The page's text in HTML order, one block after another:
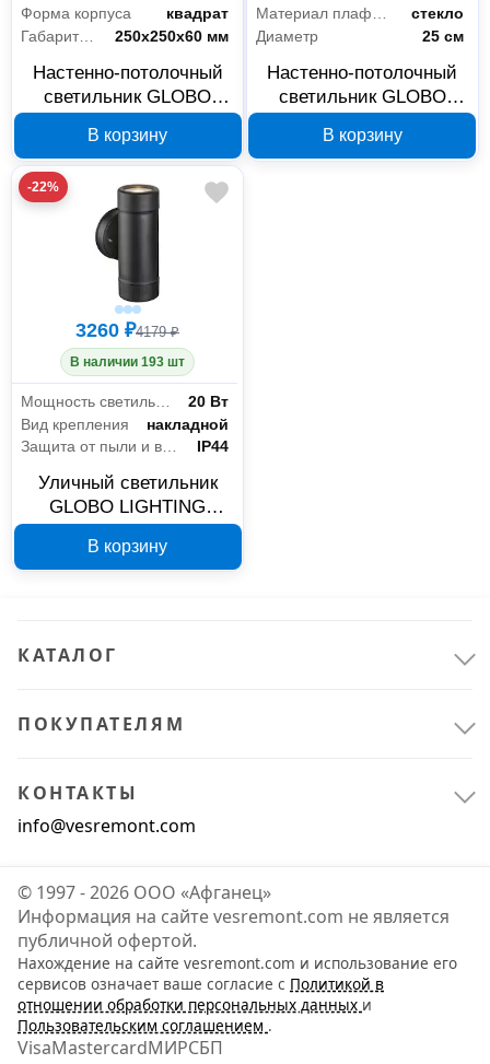
Электрика и свет 3
Светильники
Форма корпуса
квадрат
Габариты без упаковки
250х250х60 мм
Настенно-потолочный
светильник GLOBO
40002т
В корзину
стекло
Диаметр
25 см
Настенно-потолочный
светильник GLOBO
40001т
В корзину
-22%
3260 ₽4179 ₽
В наличии 193 шт
20 Вт
Вид крепления
накладной
Защита от пыли и влаги
IP44
Уличный светильник
GLOBO LIGHTING
В корзину
КАТАЛОГ
ПОКУПАТЕЛЯМ
КОНТАКТЫ
info@vesremont.com
© 1997 - 2026 ООО «Афганец»
Информация на сайте vesremont.com не является
публичной офертой.
Нахождение на сайте vesremont.com и использование его
сервисов означает ваше согласие с Политикой в
отношении обработки персональных данных и
Пользовательским соглашением .
VisaMastercardМИРСБП